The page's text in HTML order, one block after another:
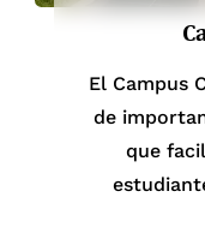
Lic.
Jefe de
Jefa del
Unidad de
El Campus
de
que